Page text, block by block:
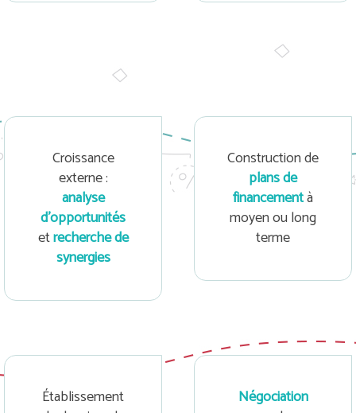
Croissance
externe :
analyse
d’opportunités
etrecherche de
synergies
Construction de
plans de
financementà
moyen ou long
terme
Établissement
Négociation